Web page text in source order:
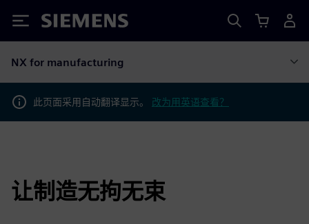
Siemens
NX for manufacturing
此页面采用自动翻译显示。 改为用英语查看？
让制造无拘无束